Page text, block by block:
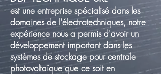
est une entreprise spécialisé dans les
domaines de l'électrotechniques, notre
expérience nous a permis d'avoir un
développement important dans les
systèmesde stockage pour centrale
photovoltaïque que ce soit en